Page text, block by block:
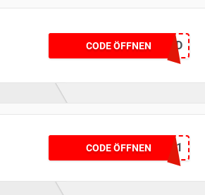
CODE ÖFFNEN6EC554BD
CODE ÖFFNEN
KUMITARBRAB1